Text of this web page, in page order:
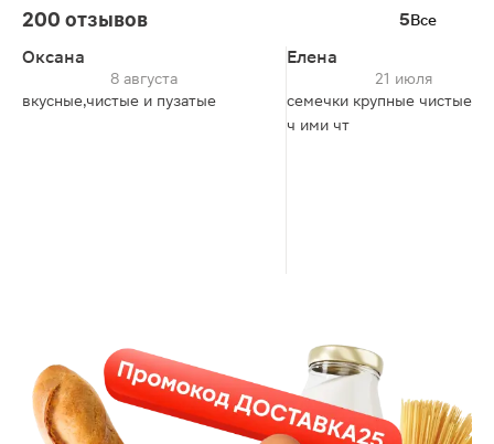
200 отзывов 5Все
Оксана
8 августа
вкусные,чистые и пузатые
Елена
21 июля
семечки крупные чистые
ч ими чт